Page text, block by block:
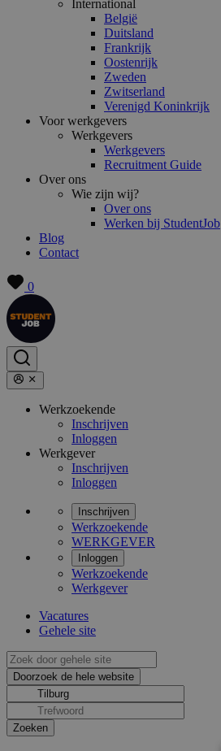
International
België
Duitsland
Frankrijk
Oostenrijk
Zweden
Zwitserland
Verenigd Koninkrijk
Voor werkgevers
Werkgevers
Werkgevers
Recruitment Guide
Over ons
Wie zijn wij?
Over ons
Werken bij StudentJob
Blog
Contact
0
Werkzoekende
Inschrijven
Inloggen
Werkgever
Inschrijven
Inloggen
Inschrijven
Werkzoekende
WERKGEVER
Inloggen
Werkzoekende
Werkgever
Vacatures
Gehele site